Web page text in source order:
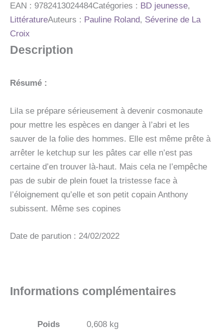
TOUJOURS
ET
A
JAMAIS
-
VOL05
EAN : 9782413024484Catégories : BD jeunesse,
LittératureAuteurs : Pauline Roland, Séverine de La
Croix
Description
Résumé :
Lila se prépare sérieusement à devenir cosmonaute
pour mettre les espèces en danger à l’abri et les
sauver de la folie des hommes. Elle est même prête à
arrêter le ketchup sur les pâtes car elle n’est pas
certaine d’en trouver là-haut. Mais cela ne l’empêche
pas de subir de plein fouet la tristesse face à
l’éloignement qu’elle et son petit copain Anthony
subissent. Même ses copines
Date de parution : 24/02/2022
Informations complémentaires
Poids 0,608 kg